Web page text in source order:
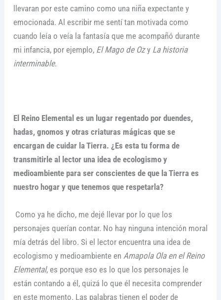
llevaran por este camino como una niña expectante y
emocionada. Al escribir me sentí tan motivada como
cuando leía o veía la fantasía que me acompañó durante
mi infancia, por ejemplo, El Mago de Ozy La historia
interminable.
El Reino Elemental es un lugar regentado por duendes,
hadas, gnomos y otras criaturas mágicas que se
encargan de cuidar la Tierra. ¿Es esta tu forma de
transmitirle al lector una idea de ecologismo y
medioambiente para ser conscientes de que la Tierra es
nuestro hogar y que tenemos que respetarla?
Como ya he dicho, me dejé llevar por lo que los
personajes querían contar. No hay ninguna intención moral
mía detrás del libro. Si el lector encuentra una idea de
ecologismo y medioambiente en Amapola Ola en el Reino
Elemental, es porque eso es lo que los personajes le
están contando a él, quizá lo que él necesita comprender
en este momento. Las palabras tienen el poder de